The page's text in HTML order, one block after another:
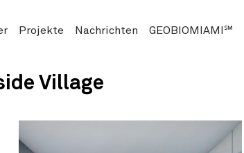
Projekte Nachrichten GEOBIOMIAMI℠
Village